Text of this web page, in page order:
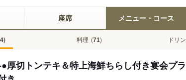
座席 メニュー・コース
4) 料理 (71) ドリ
厚切トンテキ＆特上海鮮ちらし付き宴会プ